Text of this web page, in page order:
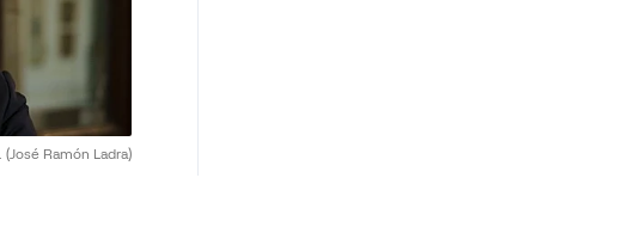
(José Ramón Ladra)